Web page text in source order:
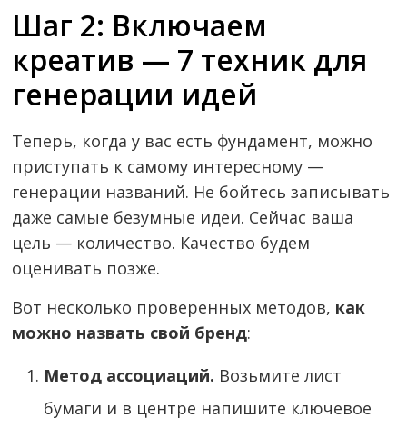
Шаг 2: Включаем
креатив — 7 техник для
генерации идей
Теперь, когда у вас есть фундамент, можно
приступать к самому интересному —
генерации названий. Не бойтесь записывать
даже самые безумные идеи. Сейчас ваша
цель — количество. Качество будем
оценивать позже.
Вот несколько проверенных методов, как
можно назвать свой бренд:
Метод ассоциаций. Возьмите лист
бумаги и в центре напишите ключевое